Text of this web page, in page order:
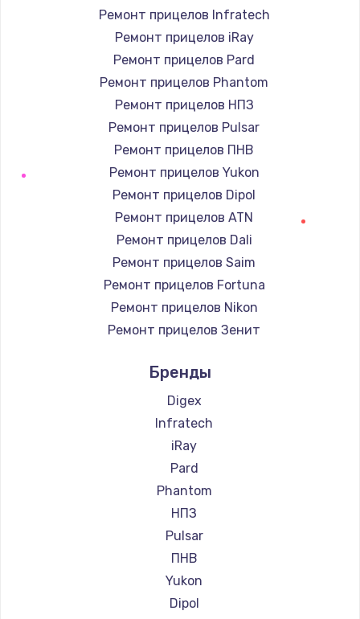
Ремонт прицелов Infratech
Ремонт прицелов iRay
Ремонт прицелов Pard
Ремонт прицелов Phantom
Ремонт прицелов НПЗ
Ремонт прицелов Pulsar
Ремонт прицелов ПНВ
Ремонт прицелов Yukon
Ремонт прицелов Dipol
Ремонт прицелов ATN
Ремонт прицелов Dali
Ремонт прицелов Saim
Ремонт прицелов Fortuna
Ремонт прицелов Nikon
Ремонт прицелов Зенит
Ремонт прицелов Artelv
Ремонт прицелов Hakko
Ремонт прицелов HALES
Ремонт прицелов Leica
Ремонт прицелов Vector Optics
Ремонт прицелов Carl Zeiss
Ремонт прицелов Zeiss
Ремонт прицелов AGM Global Vision
Ремонт прицелов Pilad
Ремонт прицелов Arkon
Ремонт прицелов ANYSMART
Бренды
Digex
Infratech
iRay
Pard
Phantom
НПЗ
Pulsar
ПНВ
Yukon
Dipol